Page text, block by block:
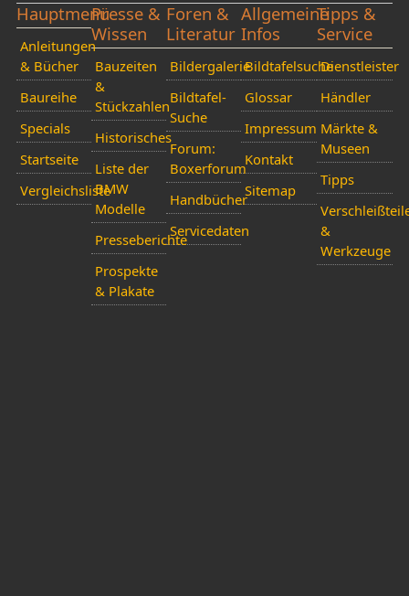
Hauptmenü
Anleitungen
& Bücher
Baureihe
Specials
Startseite
Vergleichsliste
Presse &
Wissen
Bauzeiten
&
Stückzahlen
Historisches
Liste der
BMW
Modelle
Presseberichte
Prospekte
& Plakate
Foren &
Literatur
Bildergalerie
Bildtafel-
Suche
Forum:
Boxerforum
Handbücher
Servicedaten
Allgemeine
Infos
Bildtafelsuche
Glossar
Impressum
Kontakt
Sitemap
Tipps &
Service
Dienstleister
Händler
Märkte &
Museen
Tipps
&
Werkzeuge